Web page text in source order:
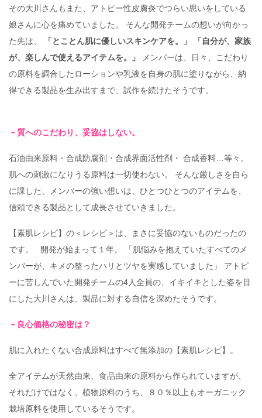
その大川さんもまた、アトピー性皮膚炎でつらい思いをしている
娘さんに心を痛めていました。 そんな開発チームの想いが向かっ
た先は、
「とことん肌に優しいスキンケアを。」
「自分が、家族
が、楽しんで使えるアイテムを。」
メンバーは、日々、こだわり
の原料を調合したローションや乳液を自身の肌に塗りながら、納
得できる製品を生み出すまで、試作を続けたそうです。
－質へのこだわり、妥協はしない。
石油由来原料・合成防腐剤・合成界面活性剤・ 合成香料…等々。
肌への刺激になりうる原料は一切使わない。 そんな厳しさを自ら
に課した、メンバーの強い想いは、ひとつひとつのアイテムを、
信頼できる製品として成長させていきました。
【素肌レシピ】の＜レシピ＞は、まさに妥協のないものだったの
です。 開発が始まって１年。 「肌悩みを抱えていたすべてのメ
ンバーが、キメの整ったハリとツヤを実感していました」 アトピ
ーに苦しんでいた開発チームの4人全員の、イキイキとした姿を目
にした大川さんは、製品に対する自信を深めたそうです。
－良心価格の秘密は？
肌に入れたくない合成原料はすべて無添加の【素肌レシピ】。
全アイテムが天然由来、食品由来の原料から作られていますが、
それだけではなく、植物原料のうち、８０％以上もオーガニック
栽培原料を使用しているそうです。